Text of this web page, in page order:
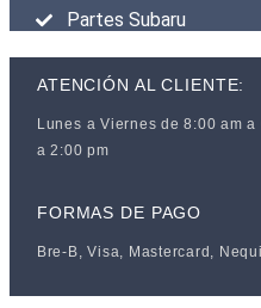
Partes Subaru
ATENCIÓN AL CLIENTE:
Lunes a Viernes de 8:00 am
a 2:00 pm
FORMAS DE PAGO
Bre-B, Visa, Mastercard, Nequi